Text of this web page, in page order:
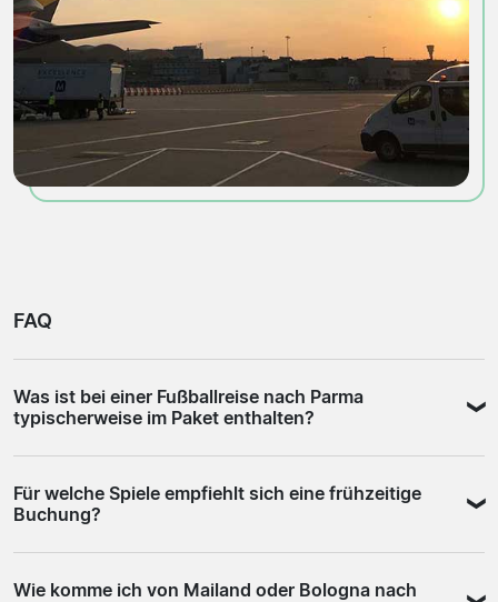
FAQ
Was ist bei einer Fußballreise nach Parma
typischerweise im Paket enthalten?
ein Spielticket, eine Unterkunft und in manchen Fällen
die An- und Abreise oder einen Transfer zum Stadion.
Manche Pakete beinhalten zusätzlich Extras wie
Für welche Spiele empfiehlt sich eine frühzeitige
Buchung?
wecken besonders viel Interesse, da sie an die
Wie komme ich von Mailand oder Bologna nach